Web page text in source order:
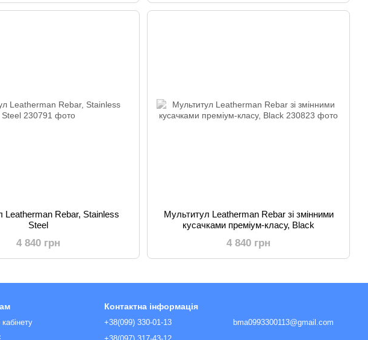
Leatherman Rebar, Stainless
Steel
4 840 грн
Мультитул Leatherman Rebar зі змінними
кусачками преміум-класу, Black
4 840 грн
Контактна інформація
+38(099) 330-01-13
bma0993300113@gmail.com